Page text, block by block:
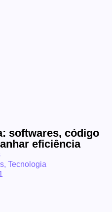
softwares, código
eficiência
, Tecnologia